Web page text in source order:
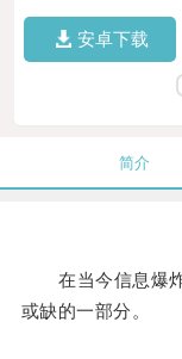
安卓下载
简介
在当今信息爆炸
或缺的一部分。